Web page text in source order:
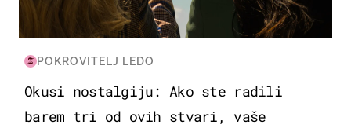
POKROVITELJ LEDO
Okusi nostalgiju: Ako ste radili
barem tri od ovih stvari, vaše